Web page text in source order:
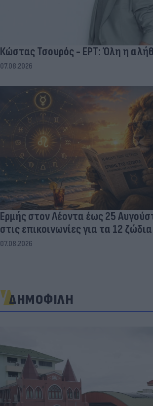
Κώστας Τσουρός - ΕΡΤ: Όλη η
07.08.2026
Ερμής στον Λέοντα έως 25
στις επικοινωνίες για τα 12 ζώδια
07.08.2026
ΔΗΜΟΦΙΛΗ